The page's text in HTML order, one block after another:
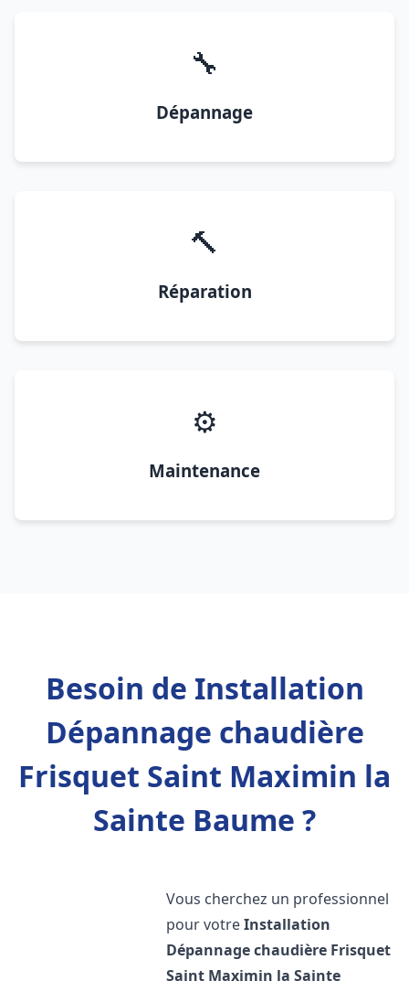
🔧
Dépannage
🔨
Réparation
⚙️
Maintenance
Besoin de Installation
Dépannage chaudière
Frisquet Saint Maximin la
Sainte Baume ?
Vous cherchez un professionnel
pour votreInstallation
Dépannage chaudière Frisquet
Saint Maximin la Sainte